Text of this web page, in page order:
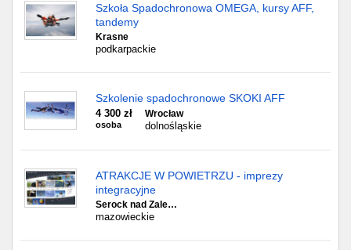
Szkoła Spadochronowa OMEGA, kursy AFF,
tandemy
Krasne
podkarpackie
Szkolenie spadochronowe SKOKI AFF
4 300 zł
osoba
Wrocław
dolnośląskie
ATRAKCJE W POWIETRZU - imprezy
integracyjne
Serock nad Zale…
mazowieckie